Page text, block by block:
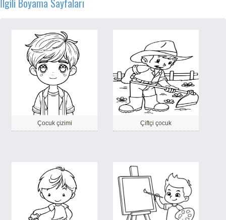
İlgili Boyama Sayfaları
Çocuk çizimi Çiftçi çocuk